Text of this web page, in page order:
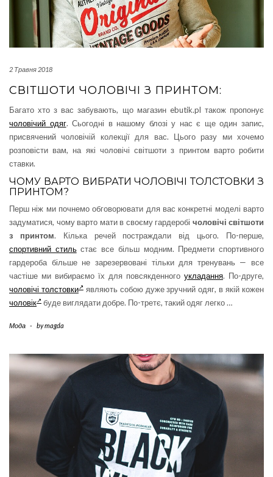
2 Травня 2018
СВІТШОТИ ЧОЛОВІЧІ З ПРИНТОМ:
Багато хто з вас забувають, що магазин ebutik.pl також пропонує
чоловічий одяг. Сьогодні в нашому блозі у нас є ще один запис,
присвячений чоловічій колекції для вас. Цього разу ми хочемо
розповісти вам, на які чоловічі світшоти з принтом варто робити
ставки.
ЧОМУ ВАРТО ВИБРАТИ ЧОЛОВІЧІ ТОЛСТОВКИ З
ПРИНТОМ?
Перш ніж ми почнемо обговорювати для вас конкретні моделі варто
задуматися, чому варто мати в своєму гардеробі чоловічі світшоти
з принтом. Кілька речей постраждали від цього. По-перше,
спортивний стильстає все більш модним. Предмети спортивного
гардероба більше не зарезервовані тільки для тренувань — все
частіше ми вибираємо їх для повсякденного укладання. По-друге,
чоловічі толстовки являють собою дуже зручний одяг, в якій кожен
чоловік
буде виглядати добре. По-третє, такий одяг легко …
Мода - bymagda